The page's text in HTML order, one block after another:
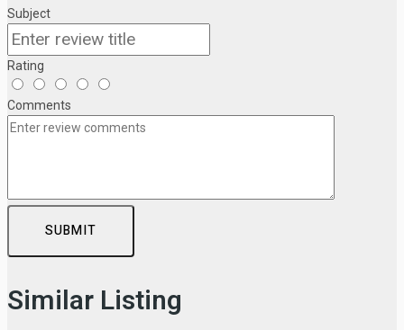
Subject
Rating
Comments
SUBMIT
Similar Listing